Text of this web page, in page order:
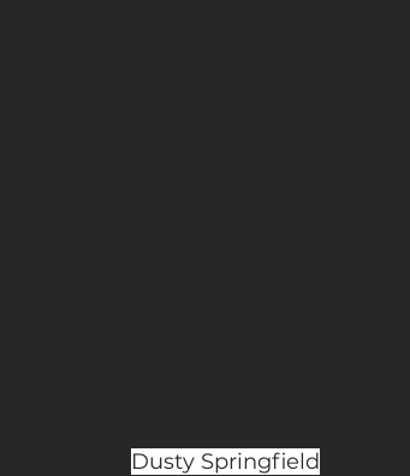
Dusty Springfield